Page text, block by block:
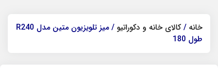
خانه / کالای خانه و دکوراتیو
/ میز تلویزیون متین مدل R240
طول 180